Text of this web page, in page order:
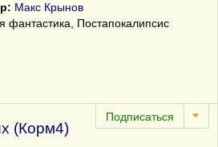
Макс Крынов
фантастика, Постапокалипсис
(Корм4)